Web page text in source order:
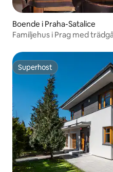
Boende i Praha-Satalice
Familjehus i Prag med
Superhost
Superhost